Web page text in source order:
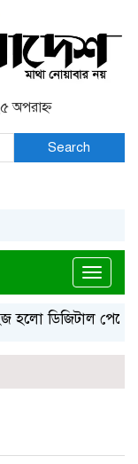
অপরাহ্ন
Search
ডিজিটাল পেমেন্ট